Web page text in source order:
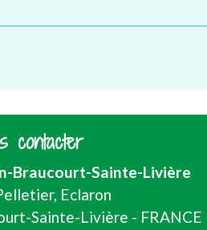
contacter
Braucourt-Sainte-Livière
Eclaron
Sainte-Livière - FRANCE